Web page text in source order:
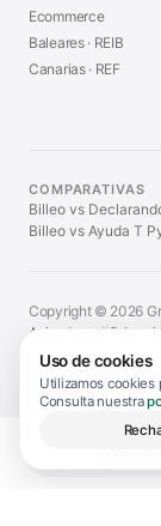
Uso de cookies
Utilizamos cookies
Consulta nuestra
Ecommerce
Baleares · REIB
Canarias · REF
COMPARATIVAS
Billeo vs
Billeo vs Ayuda T
Copyright © 2026
Aviso Legal|
Información